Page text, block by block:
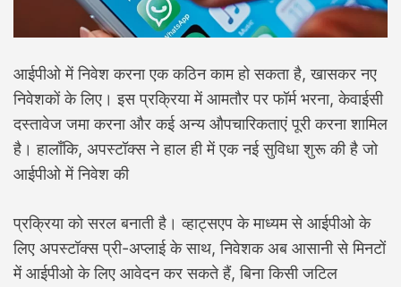
आईपीओ में निवेश करना एक कठिन काम हो सकता है, खासकर नए
निवेशकों के लिए। इस प्रक्रिया में आमतौर पर फॉर्म भरना, केवाईसी
दस्तावेज जमा करना और कई अन्य औपचारिकताएं पूरी करना शामिल
है। हालाँकि, अपस्टॉक्स ने हाल ही में एक नई सुविधा शुरू की है जो
आईपीओ में निवेश की
प्रक्रिया को सरल बनाती है। व्हाट्सएप के माध्यम से आईपीओ के
लिए अपस्टॉक्स प्री-अप्लाई के साथ, निवेशक अब आसानी से मिनटों
में आईपीओ के लिए आवेदन कर सकते हैं, बिना किसी जटिल